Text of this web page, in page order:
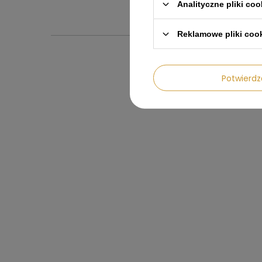
Analityczne pliki
Reklamowe pliki